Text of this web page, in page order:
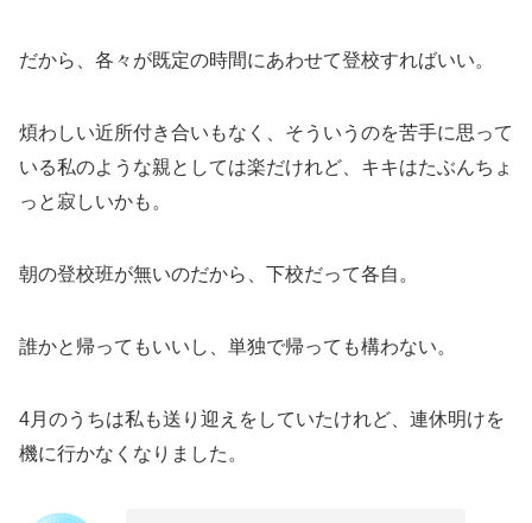
だから、各々が既定の時間にあわせて登校すればいい。
煩わしい近所付き合いもなく、そういうのを苦手に思って
いる私のような親としては楽だけれど、キキはたぶんちょ
っと寂しいかも。
朝の登校班が無いのだから、下校だって各自。
誰かと帰ってもいいし、単独で帰っても構わない。
4月のうちは私も送り迎えをしていたけれど、連休明けを
機に行かなくなりました。